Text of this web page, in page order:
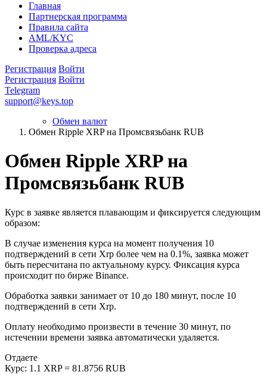
Главная
Партнерская программа
Правила сайта
AML/KYC
Проверка адреса
Регистрация Войти
Регистрация Войти
Telegram
support@keys.top
Обмен валют
Обмен Ripple XRP на Промсвязьбанк RUB
Обмен Ripple XRP на
Промсвязьбанк RUB
Курс в заявке является плавающим и фиксируется следующим
образом:
В случае изменения курса на момент получения 10
подтверждений в сети Xrp более чем на 0.1%, заявка может
быть пересчитана по актуальному курсу. Фиксация курса
происходит по бирже Binance.
Обработка заявки занимает от 10 до 180 минут, после 10
подтверждений в сети Xrp.
Оплату необходимо произвести в течение 30 минут, по
истечении времени заявка автоматически удаляется.
Отдаете
Курс: 1.1 XRP = 81.8756 RUB